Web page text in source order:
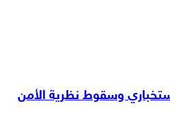
وسقوط نظرية الأمن